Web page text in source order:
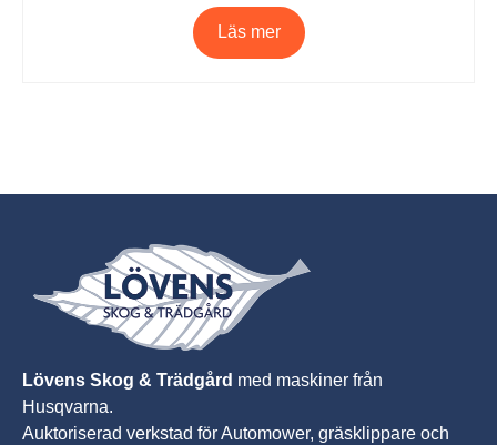
Läs mer
Lövens Skog & Trädgård med maskiner från
Husqvarna.
Auktoriserad verkstad för Automower, gräsklippare och